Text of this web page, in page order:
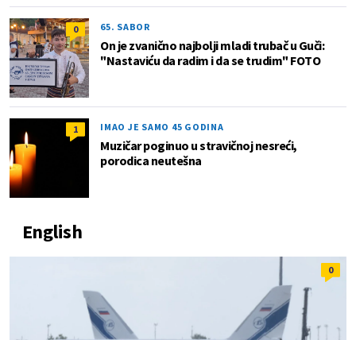
0 65. SABOR
On je zvanično najbolji mladi trubač u Guči:
"Nastaviću da radim i da se trudim" FOTO
1 IMAO JE SAMO 45 GODINA
Muzičar poginuo u stravičnoj nesreći,
porodica neutešna
English
0